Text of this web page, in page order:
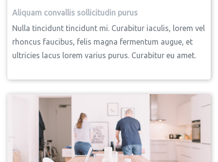
Aliquam convallis sollicitudin purus
Nulla tincidunt tincidunt mi. Curabitur iaculis, lorem vel
rhoncus faucibus, felis magna fermentum augue, et
ultricies lacus lorem varius purus. Curabitur eu amet.